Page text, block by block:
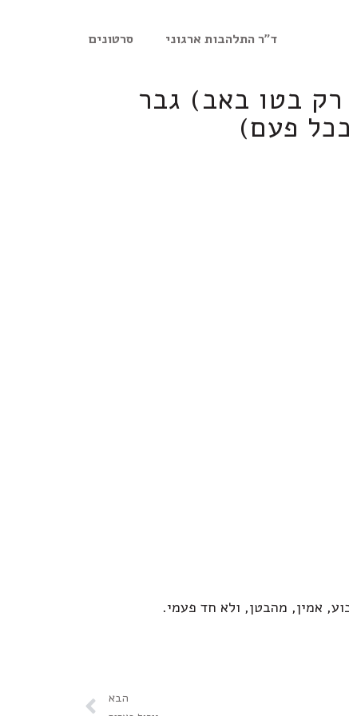
ד"ר התלהבות ארגוני סרטונים
בטו באב) גבר
פעם)
אמין, מהבטן, ולא חד פעמי.
הבא